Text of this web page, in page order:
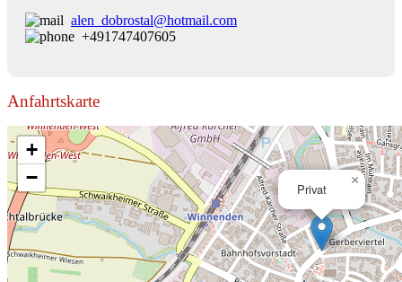
alen_dobrostal@hotmail.com
+491747407605
Anfahrtskarte
Privat
×
+
−